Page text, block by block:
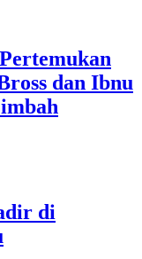
dan Ibnu
di